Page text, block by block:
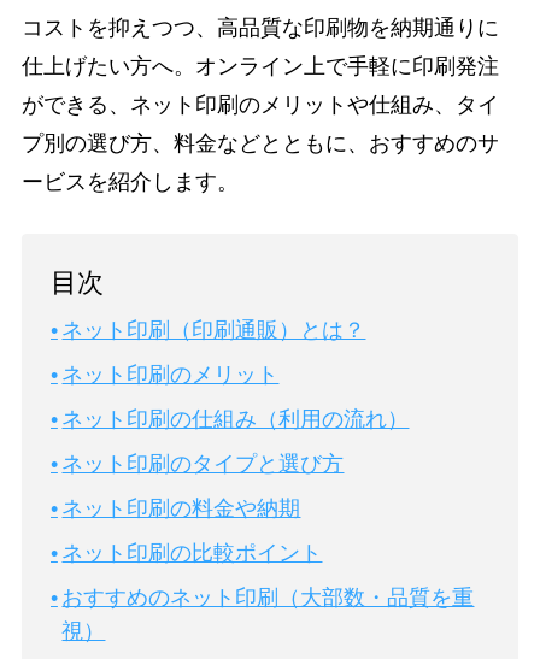
コストを抑えつつ、高品質な印刷物を納期通りに
仕上げたい方へ。オンライン上で手軽に印刷発注
ができる、ネット印刷のメリットや仕組み、タイ
プ別の選び方、料金などとともに、おすすめのサ
ービスを紹介します。
目次
ネット印刷（印刷通販）とは？
ネット印刷のメリット
ネット印刷の仕組み（利用の流れ）
ネット印刷のタイプと選び方
ネット印刷の料金や納期
ネット印刷の比較ポイント
おすすめのネット印刷（大部数・品質を重
視）